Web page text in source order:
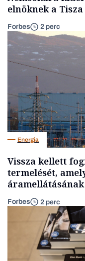
elnöknek a Tisza
Forbes 2 perc
Energia
Vissza kellett
termelését,
Forbes 2 perc